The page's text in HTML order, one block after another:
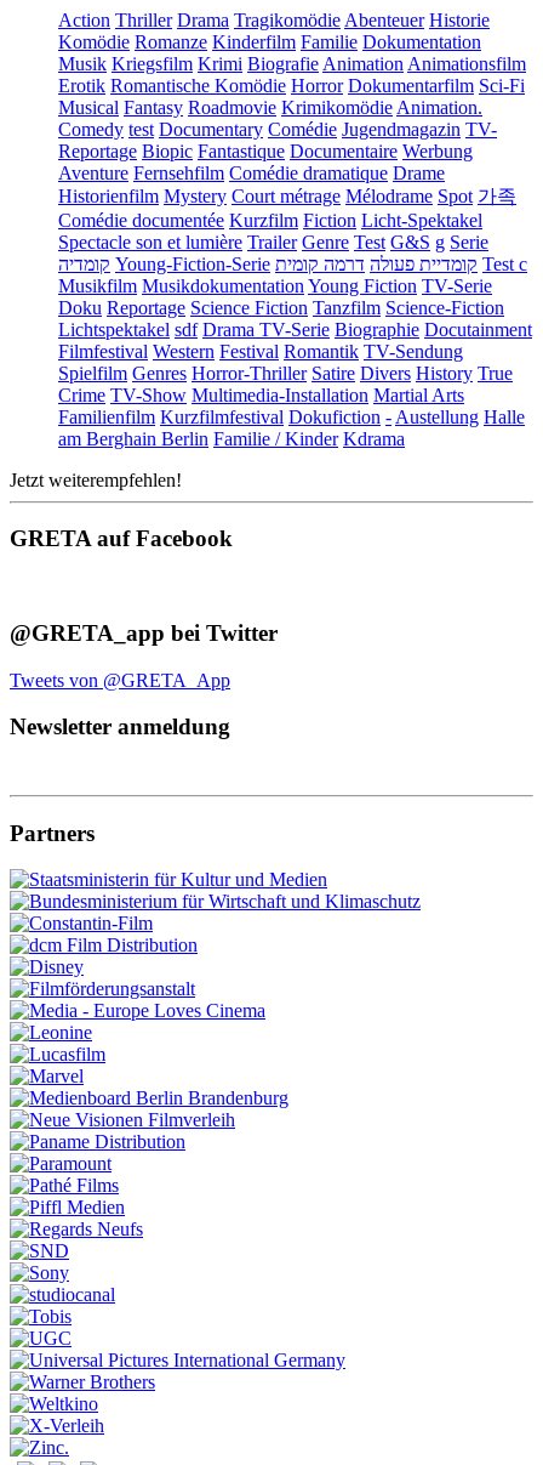
Action Thriller Drama Tragikomödie Abenteuer Historie
Komödie Romanze Kinderfilm Familie Dokumentation
Musik Kriegsfilm Krimi Biografie Animation Animationsfilm
Erotik Romantische Komödie Horror Dokumentarfilm Sci-Fi
Musical Fantasy Roadmovie Krimikomödie Animation.
Comedy test Documentary Comédie Jugendmagazin TV-
Reportage Biopic Fantastique Documentaire Werbung
Aventure Fernsehfilm Comédie dramatique Drame
Historienfilm Mystery Court métrage Mélodrame Spot 가족
Comédie documentée Kurzfilm Fiction Licht-Spektakel
Spectacle son et lumière Trailer Genre Test G&S g Serie
קומדיה Young-Fiction-Serie קומדיית פעולה דרמה קומית
Test c
Musikfilm Musikdokumentation Young Fiction TV-Serie
Doku Reportage Science Fiction Tanzfilm Science-Fiction
Lichtspektakel sdf Drama TV-Serie Biographie Docutainment
Filmfestival Western Festival Romantik TV-Sendung
Spielfilm Genres Horror-Thriller Satire Divers History True
Crime TV-Show Multimedia-Installation Martial Arts
Familienfilm Kurzfilmfestival Dokufiction - Austellung Halle
am Berghain Berlin Familie / Kinder Kdrama
Jetzt weiterempfehlen!
GRETA auf Facebook
@GRETA_app bei Twitter
Tweets von @GRETA_App
Newsletter anmeldung
Partners